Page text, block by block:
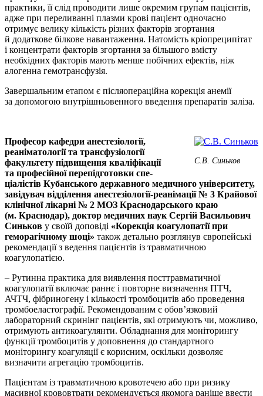
практики, її слід проводити лише окремим групам пацієнтів,
адже при переливанні плазми крові пацієнт одночасно
отримує велику кількість різних факторів згортання
й додаткове білкове навантаження. Натомість кріопреципітат
і концентрати факторів згортання за більшого вмісту
необхідних факторів мають менше побічних ефектів, ніж
алогенна гемотрансфузія.
Завершальним етапом є післяопераційна корекція анемії
за допомогою внутрішньовенного введення препаратів заліза.
С.В. Синьков
Професор кафедри анестезіології,
реаніматології та трансфузіології
факультету підвищення кваліфікації
та професійної перепідготовки спе­
ціалістів Кубанського державного медичного університету,
завідувач відділення анестезіології-реанімації № 3 Крайової
клінічної лікарні № 2 МОЗ Краснодарського краю
(м. Краснодар), доктор медичних наук Сергій Васильович
Синьков у своїй доповіді «Корекція коагулопатії при
геморагічному шоці» також детально розглянув європейські
рекомендації з ведення пацієнтів із травматичною
коагулопатією.
– Рутинна практика для виявлення посттравматичної
коагулопатії включає раннє і повторне визначення ПТЧ,
АЧТЧ, фібриногену і кількості тромбоцитів або проведення
тромбоеластографії. Рекомендованим є обов’язковий
лабораторний скринінг пацієнтів, які отримують чи, можливо,
отримують антикоагулянти. Обладнання для моніторингу
функції тромбоцитів у доповнення до стандартного
моніторингу коагуляції є корисним, оскільки дозволяє
визначити агрегацію тромбоцитів.
Пацієнтам із травматичною кровотечею або при ризику
масивної крововтрати рекомендується якомога раніше ввести